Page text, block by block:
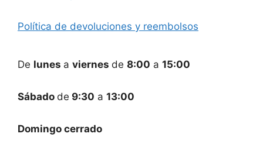
Política de devoluciones y reembolsos
De lunes a viernes de 8:00 a 15:00
Sábado de 9:30 a 13:00
Domingo cerrado